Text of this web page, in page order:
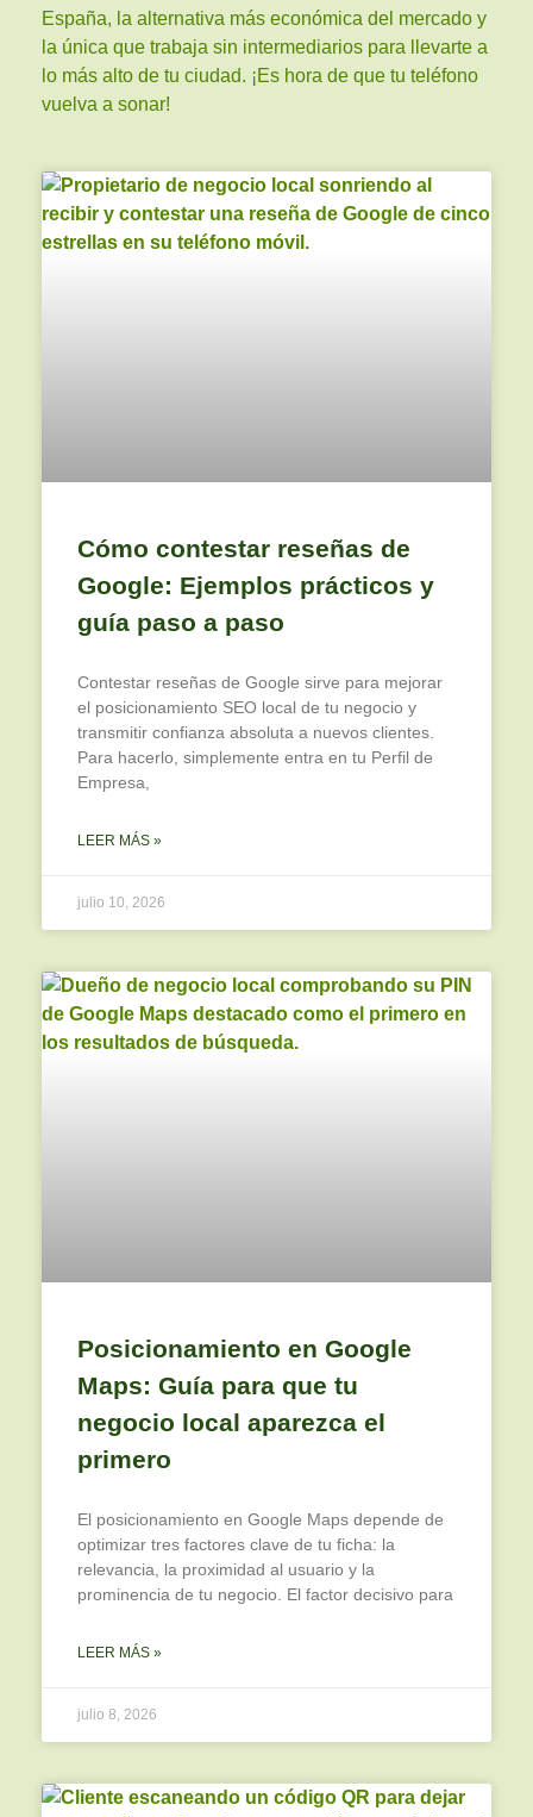
España, la alternativa más económica del mercado y
la única que trabaja sin intermediarios para llevarte a
lo más alto de tu ciudad. ¡Es hora de que tu teléfono
vuelva a sonar!
Cómo contestar reseñas de
Google: Ejemplos prácticos y
guía paso a paso
Contestar reseñas de Google sirve para mejorar
el posicionamiento SEO local de tu negocio y
transmitir confianza absoluta a nuevos clientes.
Para hacerlo, simplemente entra en tu Perfil de
Empresa,
LEER MÁS »
julio 10, 2026
Posicionamiento en Google
Maps: Guía para que tu
negocio local aparezca el
primero
El posicionamiento en Google Maps depende de
optimizar tres factores clave de tu ficha: la
relevancia, la proximidad al usuario y la
prominencia de tu negocio. El factor decisivo para
LEER MÁS »
julio 8, 2026